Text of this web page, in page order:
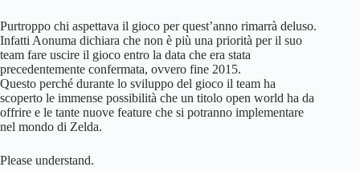
Purtroppo chi aspettava il gioco per quest’anno rimarrà deluso.
Infatti Aonuma dichiara che non è più una priorità per il suo
team fare uscire il gioco entro la data che era stata
precedentemente confermata, ovvero fine 2015.
Questo perché durante lo sviluppo del gioco il team ha
scoperto le immense possibilità che un titolo open world ha da
offrire e le tante nuove feature che si potranno implementare
nel mondo di Zelda.
Please understand.